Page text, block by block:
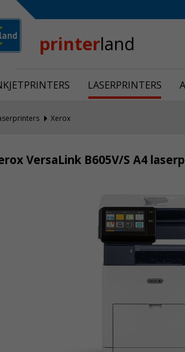
printerland
LASERPRINTERS
Voorwaarden
Xerox
VersaLink B605V/S A4